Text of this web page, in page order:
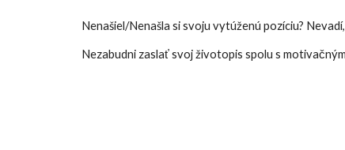
Nenašiel/Nenašla si svoju vytúženú pozíciu?
Nezabudni zaslať svoj životopis spolu s